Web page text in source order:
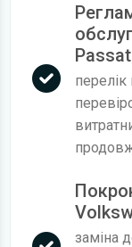
Passat
перелік
заміна